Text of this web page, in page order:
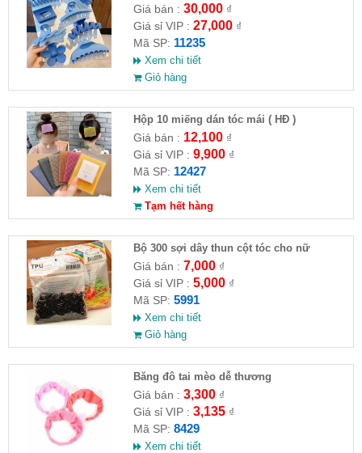
Giá bán : 30,000₫
Giá sỉ VIP : 27,000₫
Mã SP: 11235
Xem chi tiết
Giỏ hàng
Hộp 10 miếng dán tóc mái ( HĐ )
Giá bán : 12,100₫
Giá sỉ VIP : 9,900₫
Mã SP: 12427
Xem chi tiết
Tạm hết hàng
Bộ 300 sợi dây thun cột tóc cho nữ
Giá bán : 7,000₫
Giá sỉ VIP : 5,000₫
Mã SP: 5991
Xem chi tiết
Giỏ hàng
Băng đô tai mèo dễ thương
Giá bán : 3,300₫
Giá sỉ VIP : 3,135₫
Mã SP: 8429
Xem chi tiết